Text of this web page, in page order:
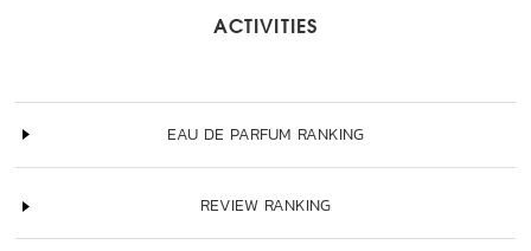
ACTIVITIES
EAU DE PARFUM RANKING
REVIEW RANKING